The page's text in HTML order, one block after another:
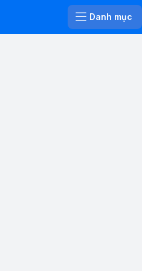
Danh mục